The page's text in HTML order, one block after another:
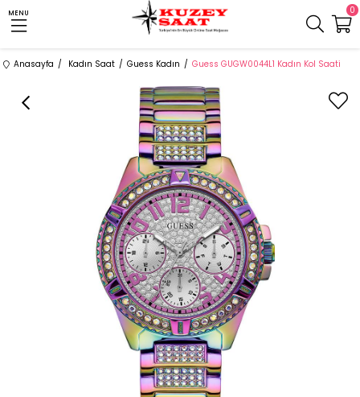
MENU 0
Anasayfa Kadın Saat Guess Kadın Guess GUGW0044L1 Kadın Kol Saati